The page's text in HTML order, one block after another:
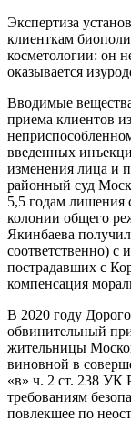
Экспертиза
клиенткам
косметологии: он
оказывается
Вводимые
приема клиентов
введенных
изменения лица и
районный суд
5,5 годам лишения
колонии общего
Якинбаева
соответственно) с
пострадавших с
компенсация
В 2020 году
обвинительный
жительницы
виновной в
«в» ч. 2 ст. 238 УК
требованиям
повлекшее по